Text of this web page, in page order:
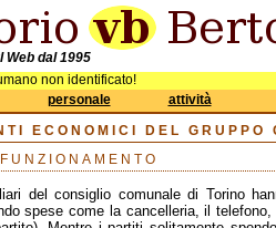
dal 1995
non identificato!
personale
attività
ECONOMICI DEL
del consiglio comunale di Torino
spese come la cancelleria, il